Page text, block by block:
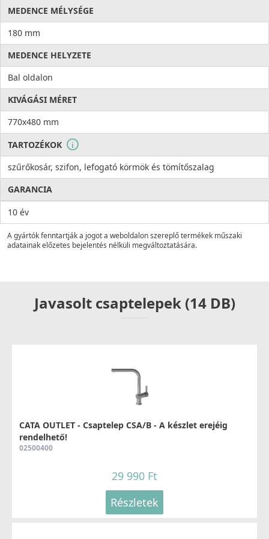
MEDENCE MÉLYSÉGE
180 mm
MEDENCE HELYZETE
Bal oldalon
KIVÁGÁSI MÉRET
770x480 mm
TARTOZÉKOK
i
szűrőkosár, szifon, lefogató körmök és tömítőszalag
GARANCIA
10 év
A gyártók fenntartják a jogot a weboldalon szereplő termékek műszaki
adatainak előzetes bejelentés nélküli megváltoztatására.
Javasolt csaptelepek (14 DB)
CATA OUTLET - Csaptelep CSA/B - A készlet erejéig
rendelhető!
02500400
29 990 Ft
Részletek